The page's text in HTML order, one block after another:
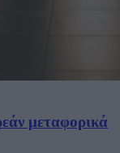
μεταφορικά